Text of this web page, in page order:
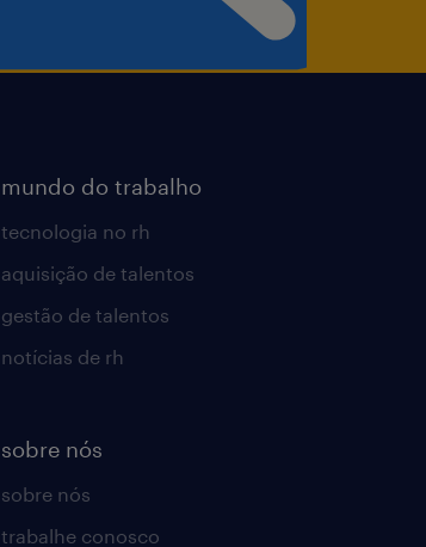
mundo do trabalho
tecnologia no rh
aquisição de talentos
gestão de talentos
notícias de rh
sobre nós
sobre nós
trabalhe conosco